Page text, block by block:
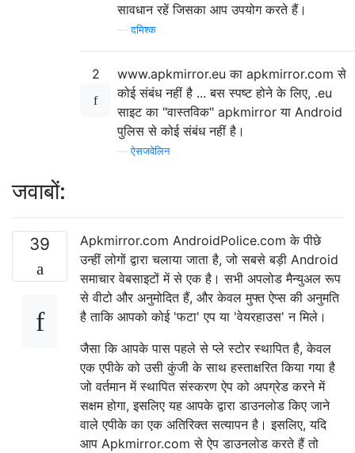
सावधान रहें जिसका आप उपयोग करते हैं।
—दमिश्क
2
www.apkmirror.eu का apkmirror.com से
कोई संबंध नहीं है ... बस स्पष्ट होने के लिए, .eu
साइट का "वास्तविक" apkmirror या Android
पुलिस से कोई संबंध नहीं है।
—ऐसजवेलिन
जवाबों:
39
Apkmirror.com AndroidPolice.com के पीछे
उन्हीं लोगों द्वारा चलाया जाता है, जो सबसे बड़ी Android
समाचार वेबसाइटों में से एक है। सभी अपलोड मैन्युअल रूप
से वीटो और अनुमोदित हैं, और केवल मुफ्त ऐप्स की अनुमति
है ताकि आपको कोई 'फटा' एप या 'वेयरहाउस' न मिले।
जैसा कि आपके पास पहले से प्ले स्टोर स्थापित है, केवल
एक एपीके को उसी कुंजी के साथ हस्ताक्षरित किया गया है
जो वर्तमान में स्थापित संस्करण ऐप को अपग्रेड करने में
सक्षम होगा, इसलिए यह आपके द्वारा डाउनलोड किए जाने
वाले एपीके का एक अतिरिक्त सत्यापन है। इसलिए, यदि
आप Apkmirror.com से ऐप डाउनलोड करते हैं तो